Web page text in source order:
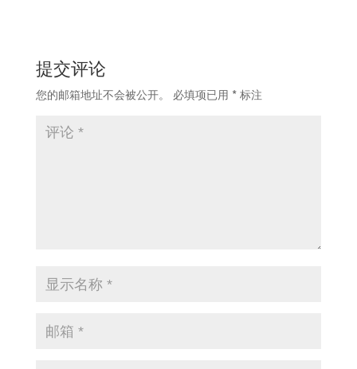
提交评论
您的邮箱地址不会被公开。 必填项已用 *标注